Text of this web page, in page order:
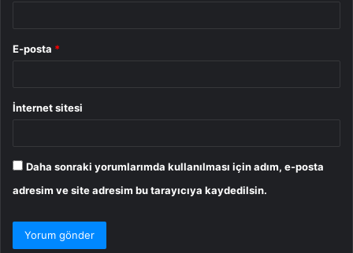
E-posta *
İnternet sitesi
Daha sonraki yorumlarımda kullanılması için adım, e-posta
adresim ve site adresim bu tarayıcıya kaydedilsin.